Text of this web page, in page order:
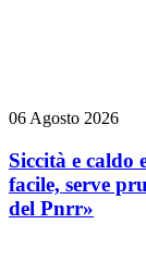
06 Agosto 2026
Siccità e caldo
facile, serve
del Pnrr»